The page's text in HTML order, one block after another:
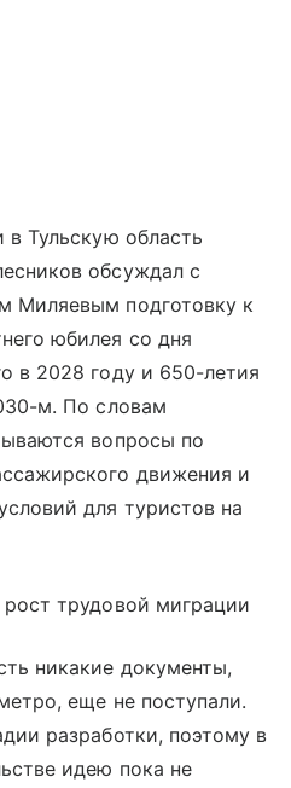
в Тульскую область
обсуждал с
Миляевым подготовку к
юбилея со дня
в 2028 году и 650-летия
м. По словам
вопросы по
движения и
для туристов на
трудовой миграции
никакие документы,
еще не поступали.
разработки, поэтому в
идею пока не